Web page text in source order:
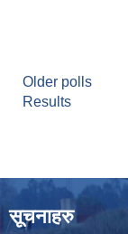
Older polls
Results
सूचनाहरु